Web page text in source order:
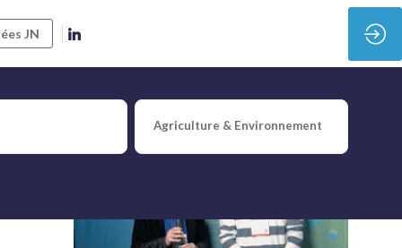
JN
Agriculture & Environnement